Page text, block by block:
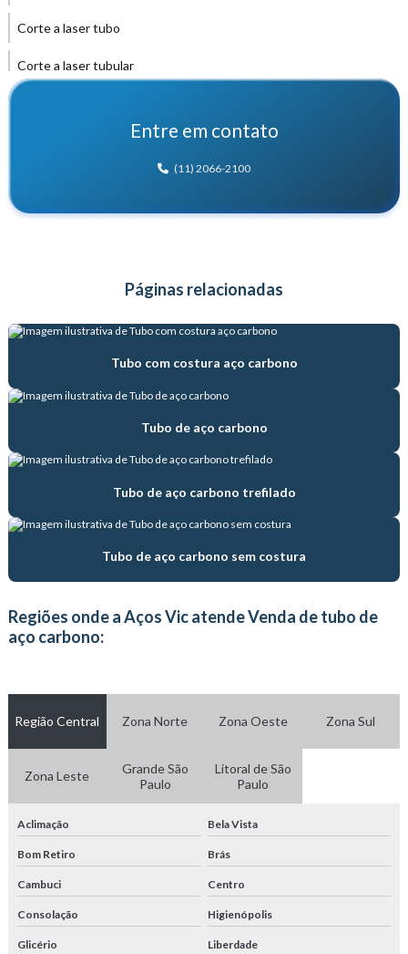
Corte a laser tubo
Corte a laser tubular
Distribuidor de tubo hidráulico
Distribuidora de tubos de aço
Empresa de produção de tubos de aço
Empresa de venda de tubos de aço
Estampagem de tubo trefilado
Fábrica de tubos de aço
Fábrica de tubos hidráulicos
Fabricante de tubo com costura
Fabricante de tubo trefilado
Fornecedor de tubos hidráulicos
Trefilação de tubos
Tubo de aço carbono
Tubo de aço carbono sem costura
Tubo de aço carbono trefilado
Entre em contato
(11) 2066-2100
Páginas relacionadas
Tubo com costura aço carbono
Tubo de aço carbono
Tubo de aço carbono trefilado
Tubo de aço carbono sem costura
Regiões onde a Aços Vic atende Venda de tubo de
aço carbono:
Região Central Zona Norte Zona Oeste Zona Sul
Zona Leste
Grande São
Paulo
Litoral de São
Paulo
Aclimação Bela Vista
Bom Retiro Brás
Cambuci Centro
Consolação Higienópolis
Glicério Liberdade